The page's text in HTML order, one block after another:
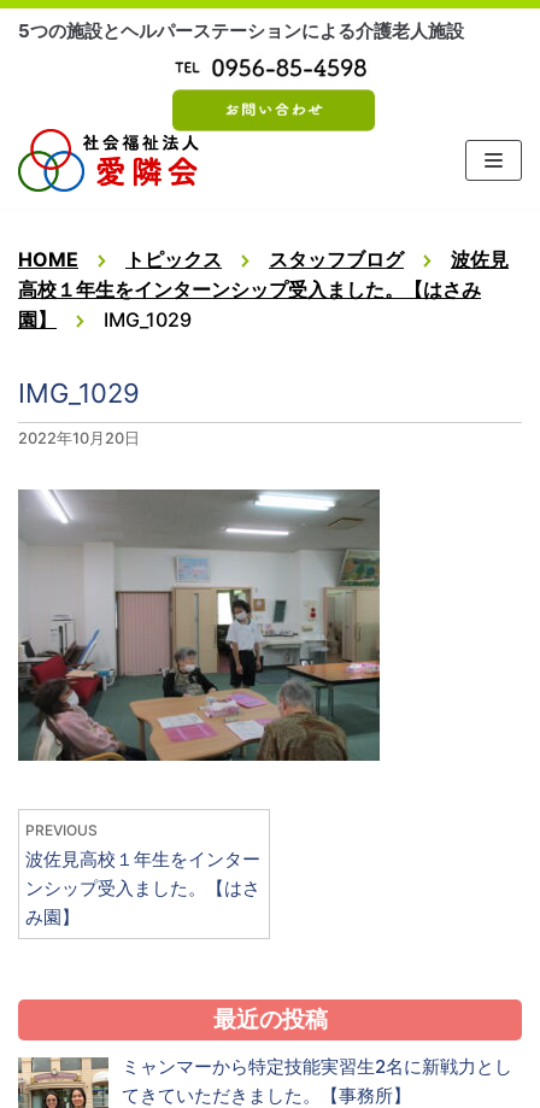
コ
ツ
に
ス
ッ
プ
5つの施設とヘルパーステーションによる介護老人施設
HOME トピックス スタッフブログ
波佐見
高校１年生をインターンシップ受入ました。【はさみ
園】
IMG_1029
IMG_1029
2022年10月20日
PREVIOUS
波佐見高校１年生をインター
ンシップ受入ました。【はさ
み園】
最近の投稿
ミャンマーから特定技能実習生2名に新戦力とし
てきていただきました。【事務所】